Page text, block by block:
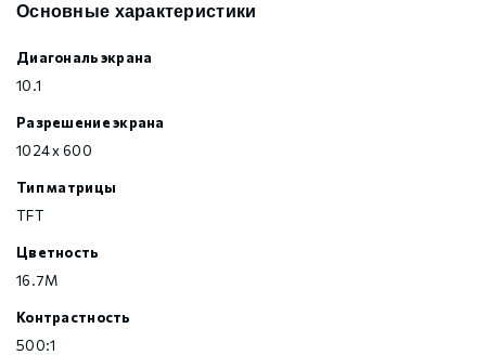
Основные характеристики
Диагональ экрана
10.1
Разрешение экрана
1024 x 600
Тип матрицы
TFT
Цветность
16.7M
Контрастность
500:1